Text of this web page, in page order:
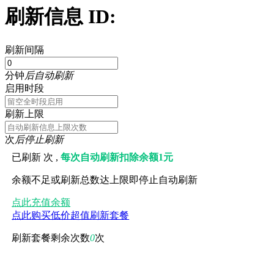
刷新信息 ID:
刷新间隔
分钟后自动刷新
启用时段
刷新上限
次后停止刷新
已刷新 次 ,每次自动刷新扣除余额1元
余额不足或刷新总数达上限即停止自动刷新
点此充值余额
点此购买低价超值刷新套餐
刷新套餐剩余次数0次